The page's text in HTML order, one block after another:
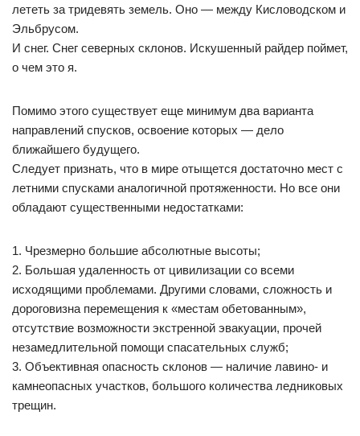
лететь за тридевять земель. Оно — между Кисловодском и
Эльбрусом.
И снег. Снег северных склонов. Искушенный райдер поймет,
о чем это я.
Помимо этого существует еще минимум два варианта
направлений спусков, освоение которых — дело
ближайшего будущего.
Следует признать, что в мире отыщется достаточно мест с
летними спусками аналогичной протяженности. Но все они
обладают существенными недостатками:
1. Чрезмерно большие абсолютные высоты;
2. Большая удаленность от цивилизации со всеми
исходящими проблемами. Другими словами, сложность и
дороговизна перемещения к «местам обетованным»,
отсутствие возможности экстренной эвакуации, прочей
незамедлительной помощи спасательных служб;
3. Объективная опасность склонов — наличие лавино- и
камнеопасных участков, большого количества ледниковых
трещин.